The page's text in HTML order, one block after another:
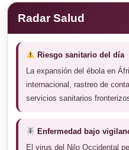
Radar Salud
Riesgo sanitario del día
La expansión del ébola en
internacional, rastreo de
servicios sanitarios
Enfermedad bajo
El virus del Nilo Occidental